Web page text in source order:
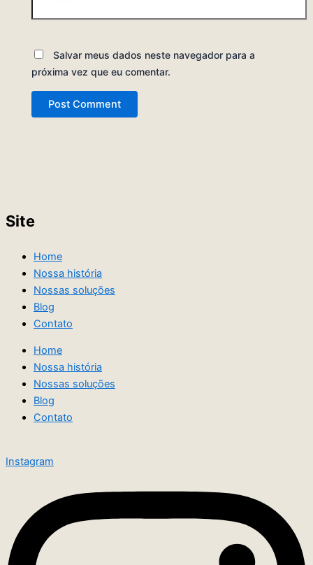
Salvar meus dados neste navegador para a
próxima vez que eu comentar.
Site
Home
Nossa história
Nossas soluções
Blog
Contato
Home
Nossa história
Nossas soluções
Blog
Contato
Instagram